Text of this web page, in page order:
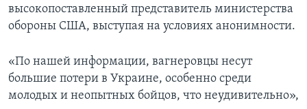
высокопоставленный представитель министерства
обороны США, выступая на условиях анонимности.
«По нашей информации, вагнеровцы несут
большие потери в Украине, особенно среди
молодых и неопытных бойцов, что неудивительно»,